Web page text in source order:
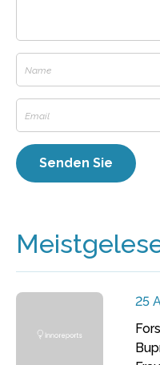
25